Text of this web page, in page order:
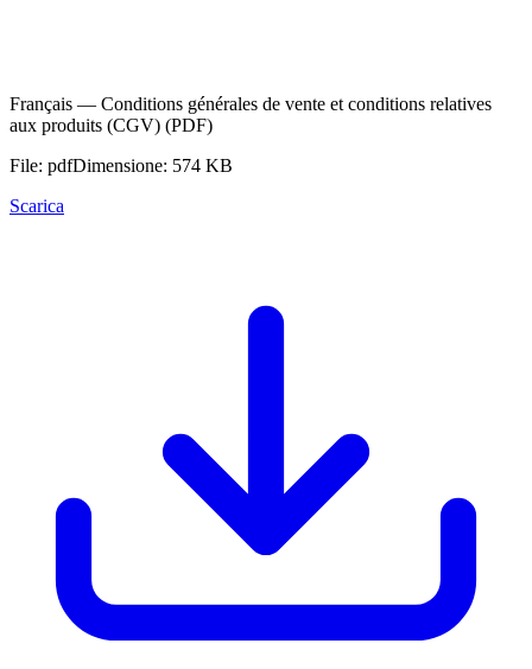
Français — Conditions générales de vente et conditions relatives
aux produits (CGV) (PDF)
File: pdfDimensione: 574 KB
Scarica